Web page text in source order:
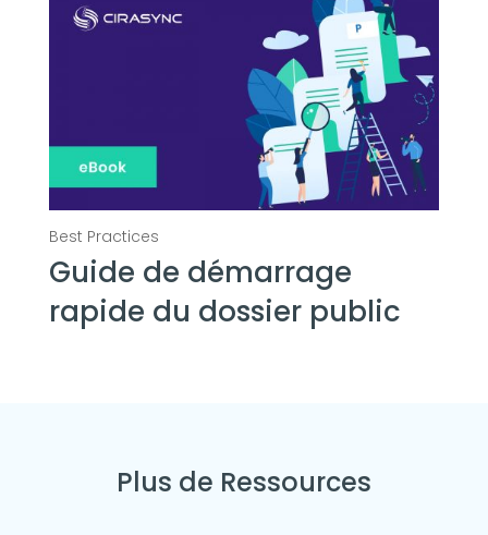
Guide de démarrage
rapide du dossier public
Plus de Ressources